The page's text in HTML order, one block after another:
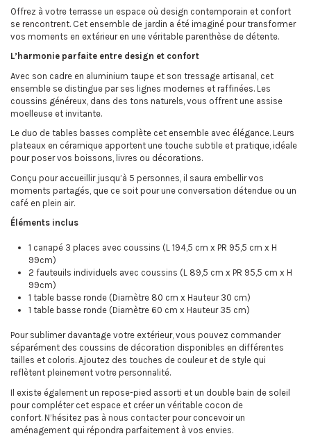
Offrez à votre terrasse un espace où design contemporain et confort
se rencontrent. Cet ensemble de jardin a été imaginé pour transformer
vos moments en extérieur en une véritable parenthèse de détente.
L’harmonie parfaite entre design et confort
Avec son cadre en aluminium taupe et son tressage artisanal, cet
ensemble se distingue par ses lignes modernes et raffinées. Les
coussins généreux, dans des tons naturels, vous offrent une assise
moelleuse et invitante.
Le duo de tables basses complète cet ensemble avec élégance. Leurs
plateaux en céramique apportent une touche subtile et pratique, idéale
pour poser vos boissons, livres ou décorations.
Conçu pour accueillir jusqu’à 5 personnes, il saura embellir vos
moments partagés, que ce soit pour une conversation détendue ou un
café en plein air.
Éléments inclus
1 canapé 3 places avec coussins (L 194,5 cm x PR 95,5 cm x H
99cm)
2 fauteuils individuels avec coussins (L 89,5 cm x PR 95,5 cm x H
99cm)
1 table basse ronde (Diamètre 80 cm x Hauteur 30 cm)
1 table basse ronde (Diamètre 60 cm x Hauteur 35 cm)
Pour sublimer davantage votre extérieur, vous pouvez commander
séparément des coussins de décoration disponibles en différentes
tailles et coloris. Ajoutez des touches de couleur et de style qui
reflètent pleinement votre personnalité.
Il existe également un repose-pied assorti et un double bain de soleil
pour compléter cet espace et créer un véritable cocon de
confort. N’hésitez pas à nous contacterpour concevoir un
aménagement qui répondra parfaitement à vos envies.